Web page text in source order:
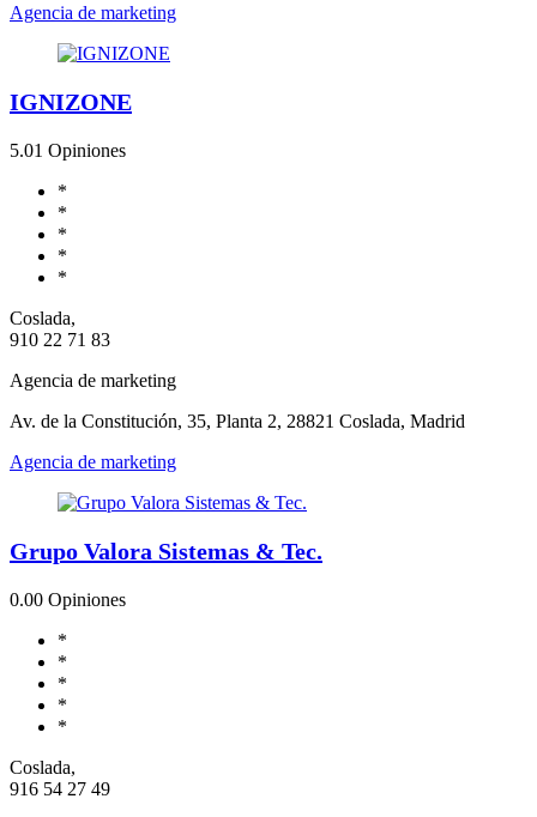
Agencia de marketing
IGNIZONE
5.01 Opiniones
*
*
*
*
*
Coslada,
910 22 71 83
Agencia de marketing
Av. de la Constitución, 35, Planta 2, 28821 Coslada, Madrid
Agencia de marketing
Grupo Valora Sistemas & Tec.
0.00 Opiniones
*
*
*
*
*
Coslada,
916 54 27 49